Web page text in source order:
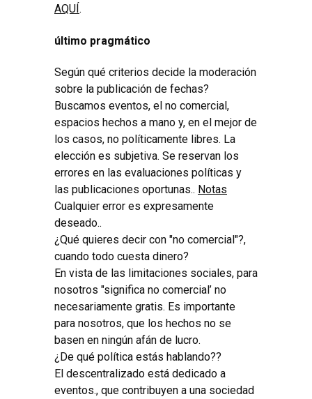
AQUÍ .
último pragmático
Según qué criterios decide la moderación
sobre la publicación de fechas?
Buscamos eventos, el no comercial,
espacios hechos a mano y, en el mejor de
los casos, no políticamente libres. La
elección es subjetiva. Se reservan los
errores en las evaluaciones políticas y
las publicaciones oportunas.. Notas
Cualquier error es expresamente
deseado..
¿Qué quieres decir con "no comercial"?,
cuando todo cuesta dinero?
En vista de las limitaciones sociales, para
nosotros "significa no comercial’ no
necesariamente gratis. Es importante
para nosotros, que los hechos no se
basen en ningún afán de lucro.
¿De qué política estás hablando??
El descentralizado está dedicado a
eventos., que contribuyen a una sociedad